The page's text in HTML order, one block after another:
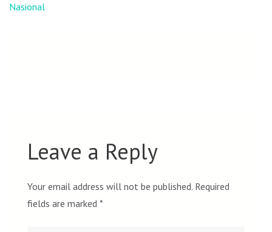
Nasional
Leave a Reply
Your email address will not be published. Required
fields are marked *